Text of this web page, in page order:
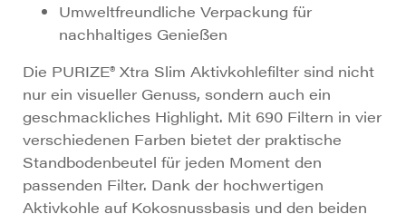
Umweltfreundliche Verpackung für
nachhaltiges Genießen
Die PURIZE® Xtra Slim Aktivkohlefilter sind nicht
nur ein visueller Genuss, sondern auch ein
geschmackliches Highlight. Mit 690 Filtern in vier
verschiedenen Farben bietet der praktische
Standbodenbeutel für jeden Moment den
passenden Filter. Dank der hochwertigen
Aktivkohle auf Kokosnussbasis und den beiden